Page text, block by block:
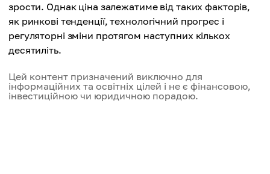
зрости. Однак ціна залежатиме від таких факторів,
як ринкові тенденції, технологічний прогрес і
регуляторні зміни протягом наступних кількох
десятиліть.
Цей контент призначений виключно для
інформаційних та освітніх цілей і не є фінансовою,
інвестиційною чи юридичною порадою.